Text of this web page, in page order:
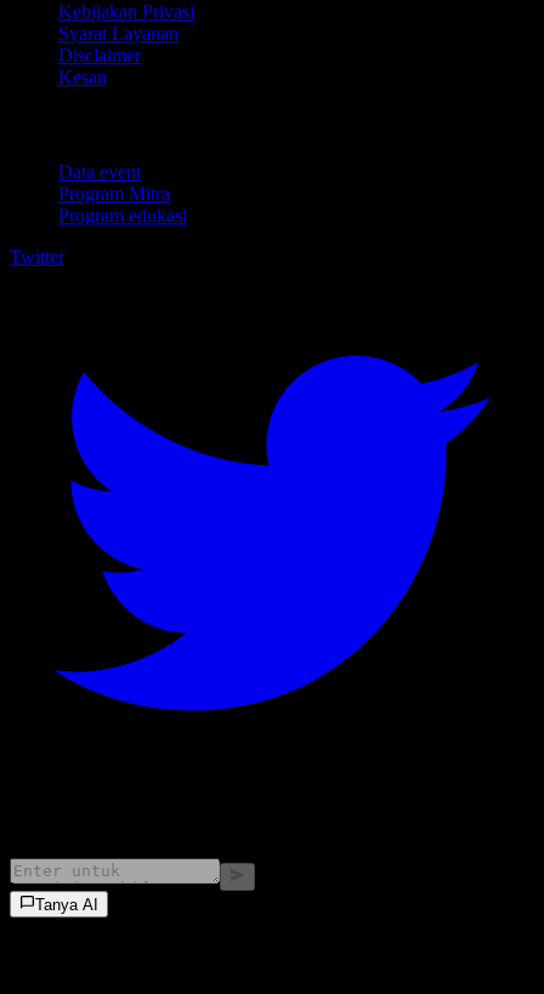
Kebijakan Privasi
Syarat Layanan
Disclaimer
Kesan
Data event
Program Mitra
Program edukasi
Twitter
Tanya AI